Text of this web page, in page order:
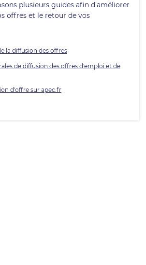
plusieurs guides afin d'améliorer
offres et le retour de vos
la diffusion des offres
de diffusion des offres d'emploi et de
d'offre sur apec.fr